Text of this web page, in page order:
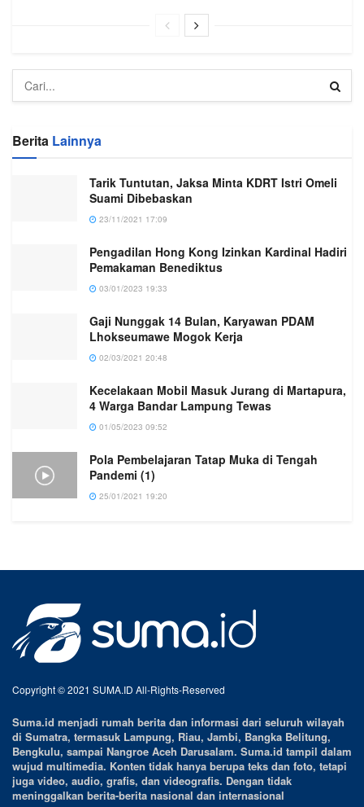
Berita Lainnya
Tarik Tuntutan, Jaksa Minta KDRT Istri Omeli
Suami Dibebaskan
23/11/2021 17:09
Pengadilan Hong Kong Izinkan Kardinal Hadiri
Pemakaman Benediktus
03/01/2023 19:33
Gaji Nunggak 14 Bulan, Karyawan PDAM
Lhokseumawe Mogok Kerja
02/03/2021 20:48
Kecelakaan Mobil Masuk Jurang di Martapura,
4 Warga Bandar Lampung Tewas
01/05/2023 09:52
Pola Pembelajaran Tatap Muka di Tengah
Pandemi (1)
25/01/2021 19:20
Copyright © 2021 SUMA.ID All-Rights-Reserved
Suma.id menjadi rumah berita dan informasi dari seluruh wilayah
di Sumatra, termasuk Lampung, Riau, Jambi, Bangka Belitung,
Bengkulu, sampai Nangroe Aceh Darusalam. Suma.id tampil dalam
wujud multimedia. Konten tidak hanya berupa teks dan foto, tetapi
juga video, audio, grafis, dan videografis. Dengan tidak
meninggalkan berita-berita nasional dan internasional